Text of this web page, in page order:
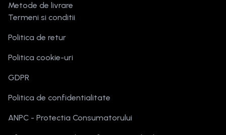
Metode de livrare
Termeni si conditii
Politica de retur
Politica cookie-uri
GDPR
Politica de confidentialitate
ANPC - Protectia Consumatorului